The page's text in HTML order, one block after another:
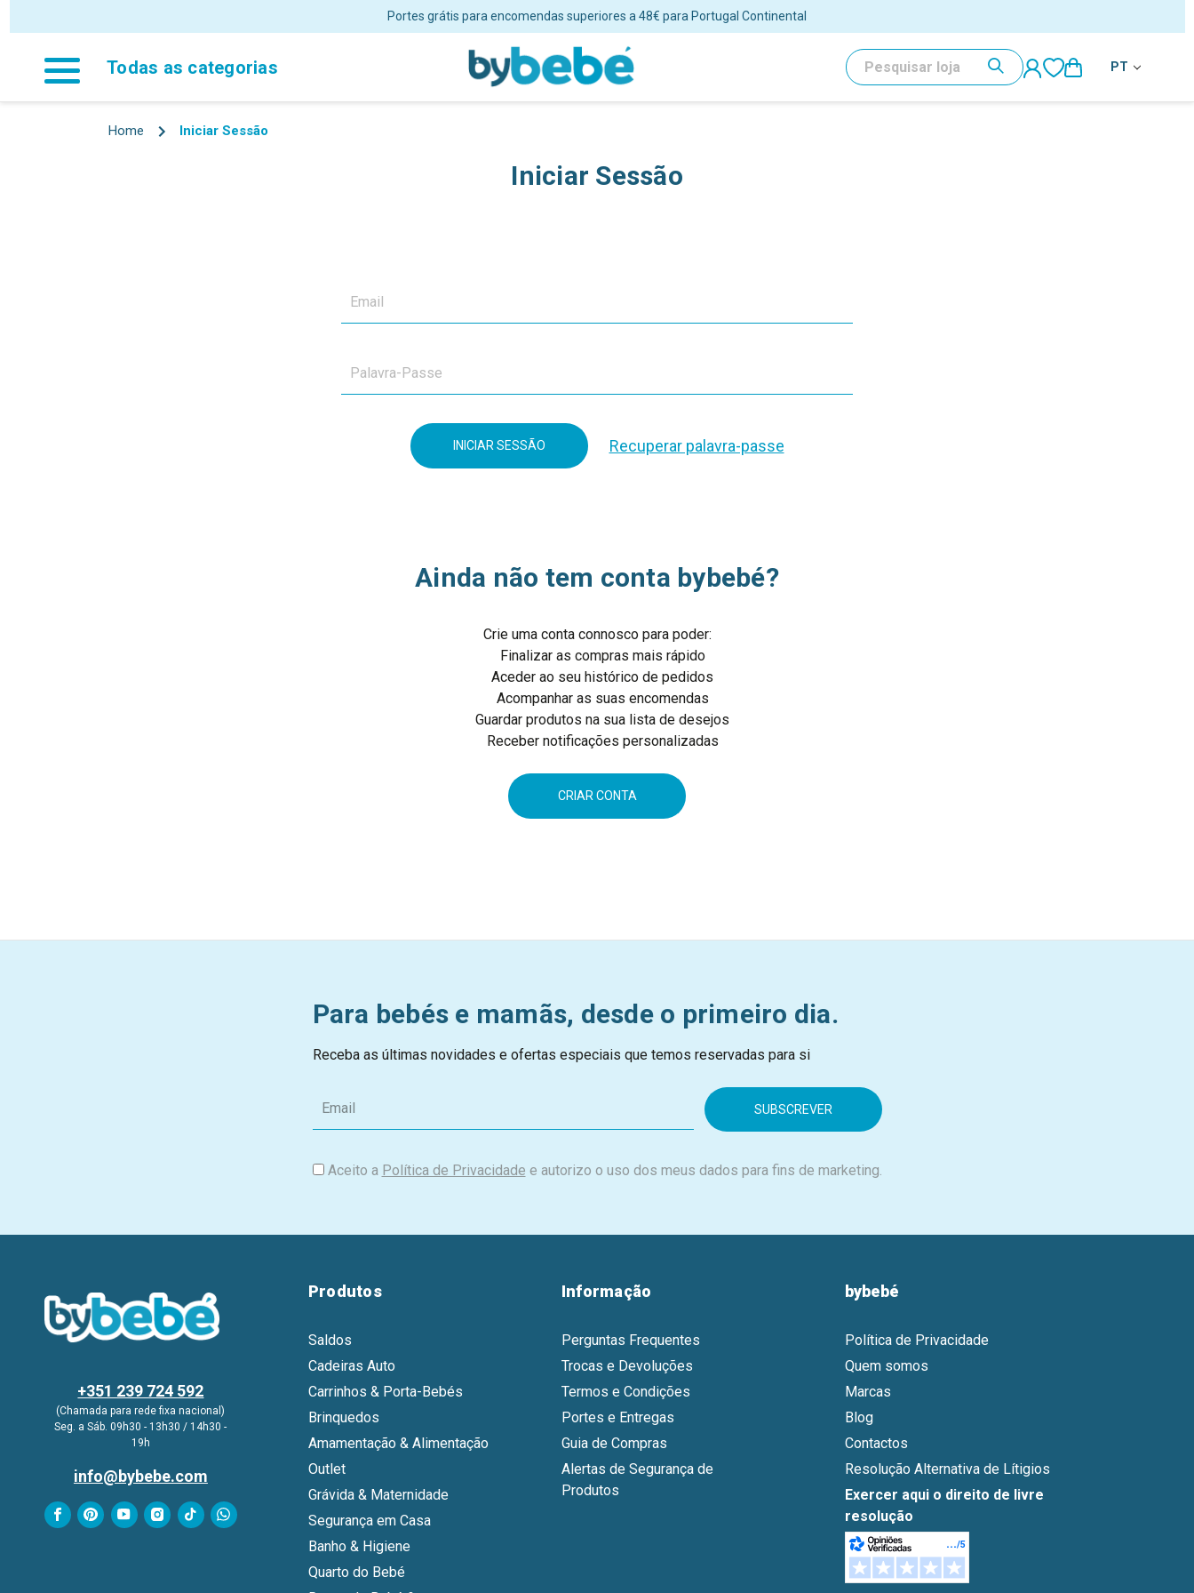
Portes grátis para encomendas superiores a 48€ para Portugal Continental
Todas as categorias PESQUISAR
PT
Home Iniciar Sessão
Iniciar Sessão
Recuperar palavra-passe
Ainda não tem conta bybebé?
Crie uma conta connosco para poder:
Finalizar as compras mais rápido
Aceder ao seu histórico de pedidos
Acompanhar as suas encomendas
Guardar produtos na sua lista de desejos
Receber notificações personalizadas
CRIAR CONTA
Para bebés e mamãs, desde o primeiro dia.
Receba as últimas novidades e ofertas especiais que temos reservadas para si
m
i
Aceito a Política de Privacidade e autorizo o uso dos meus dados para fins de marketing.
+351 239 724 592
(Chamada para rede fixa nacional)
Seg. a Sáb. 09h30 - 13h30 / 14h30 -
19h
info@bybebe.com
Produtos
Saldos
Cadeiras Auto
Carrinhos & Porta-Bebés
Brinquedos
Amamentação & Alimentação
Outlet
Grávida & Maternidade
Segurança em Casa
Banho & Higiene
Quarto do Bebé
Informação
Perguntas Frequentes
Trocas e Devoluções
Termos e Condições
Portes e Entregas
Guia de Compras
Alertas de Segurança de
Produtos
bybebé
Política de Privacidade
Quem somos
Marcas
Blog
Contactos
Resolução Alternativa de Lítigios
Exercer aqui o direito de livre
resolução